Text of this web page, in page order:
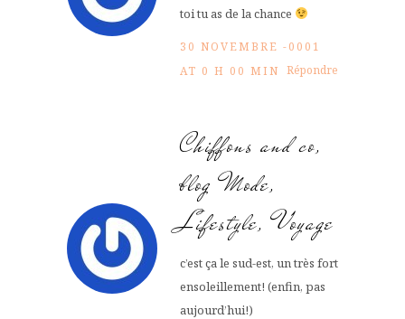
toi tu as de la chance
30 NOVEMBRE -0001
AT 0 H 00 MIN Répondre
Chiffons and co,
blog Mode,
Lifestyle, Voyage
c’est ça le sud-est, un très fort
ensoleillement! (enfin, pas
aujourd’hui!)